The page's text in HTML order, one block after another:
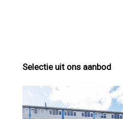
Selectie uit ons aanbod